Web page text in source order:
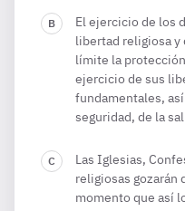
El ejercicio de los
libertad religiosa
límite la
ejercicio de sus
fundamentales,
seguridad, de la
Las Iglesias,
religiosas gozarán
momento que así